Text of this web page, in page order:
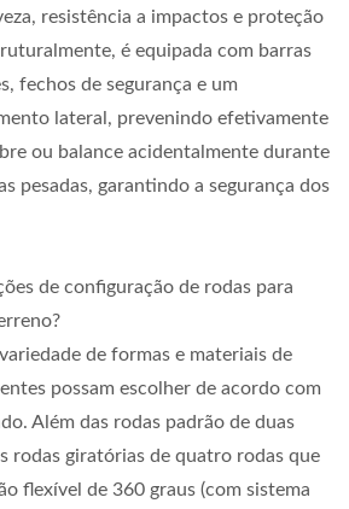
resistência a impactos e proteção
é equipada com barras
fechos de segurança e um
lateral, prevenindo efetivamente
ou balance acidentalmente durante
pesadas, garantindo a segurança dos
de configuração de rodas para
de formas e materiais de
possam escolher de acordo com
Além das rodas padrão de duas
rodas giratórias de quatro rodas que
flexível de 360 graus (com sistema